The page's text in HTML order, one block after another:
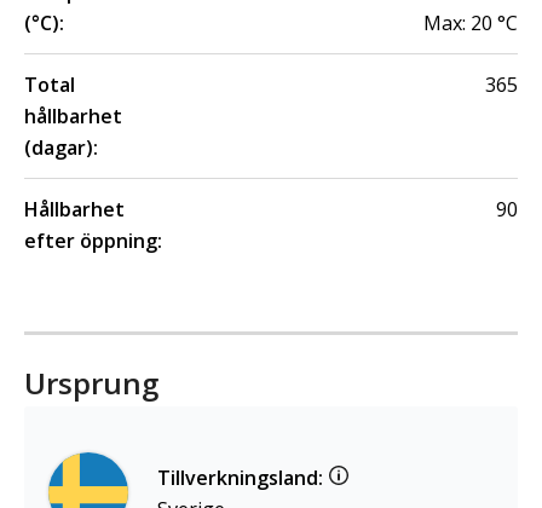
(°C):
Max: 20 °C
Total
hållbarhet
(dagar):
365
Hållbarhet
efter öppning:
90
Ursprung
Tillverkningsland: